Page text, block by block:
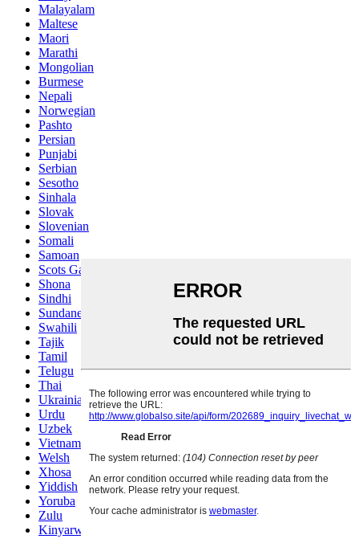
Malayalam
Maltese
Maori
Marathi
Mongolian
Burmese
Nepali
Norwegian
Pashto
Persian
Punjabi
Serbian
Sesotho
Sinhala
Slovak
Slovenian
Somali
Samoan
Scots Gaelic
Shona
Sindhi
Sundanese
Swahili
Tajik
Tamil
Telugu
Thai
Ukrainian
Urdu
Uzbek
Vietnamese
Welsh
Xhosa
Yiddish
Yoruba
Zulu
Kinyarwanda